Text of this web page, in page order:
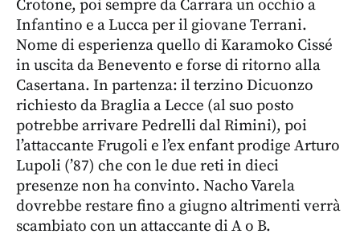
Crotone, poi sempre da Carrara un occhio a
Infantino e a Lucca per il giovane Terrani.
Nome di esperienza quello di Karamoko Cissé
in uscita da Benevento e forse di ritorno alla
Casertana. In partenza: il terzino Dicuonzo
richiesto da Braglia a Lecce (al suo posto
potrebbe arrivare Pedrelli dal Rimini), poi
l’attaccante Frugoli e l’ex enfant prodige Arturo
Lupoli (’87) che con le due reti in dieci
presenze non ha convinto. Nacho Varela
dovrebbe restare fino a giugno altrimenti verrà
scambiato con un attaccante di A o B.